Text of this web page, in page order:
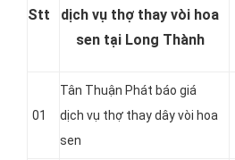
Stt
dịch vụ thợ thay vòi hoa
sen tại Long Thành
01
Tân Thuận Phát báo giá
dịch vụ thợ thay dây vòi hoa
sen